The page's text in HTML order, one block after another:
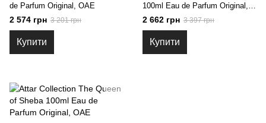
de Parfum Original, ОАЕ
2 574 грн 3 201 грн
Купити
100ml Eau de Parfum Original,
ОАЕ
2 662 грн 3 397 грн
Купити